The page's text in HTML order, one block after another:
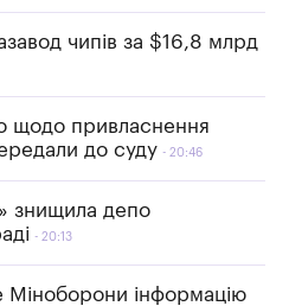
чипів за $16,8 млрд
щодо привласнення
до суду
20:46
знищила депо
20:13
Міноборони інформацію